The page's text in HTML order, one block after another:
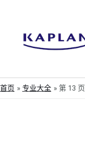
首页 专业大全 第 13 页